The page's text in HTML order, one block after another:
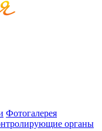
Фотогалерея
органы